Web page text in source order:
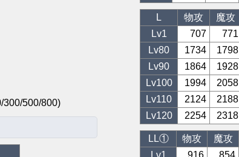
300/500/800)
L 物攻 魔攻
Lv1
707 771
Lv80 1734 1798
Lv90 1864 1928
Lv100 1994 2058
Lv110 2124 2188
Lv120 2254 2318
LL① 物攻 魔攻
Lv1
916 854